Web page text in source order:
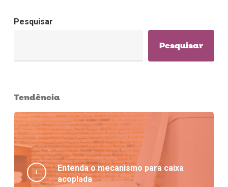
Pesquisar
Pesquisar
Tendência
Entenda o mecanismo para caixa
acoplada